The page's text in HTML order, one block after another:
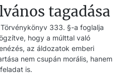
tagadása
333. §-a foglalja
hogy a múlttal való
az áldozatok emberi
nem csupán morális, hanem
is.